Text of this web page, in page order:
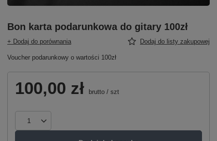
Bon karta podarunkowa do gitary 100zł
+ Dodaj do porównania Dodaj do listy zakupowej
Voucher podarunkowy o wartości 100zł
100,00 zł brutto / szt